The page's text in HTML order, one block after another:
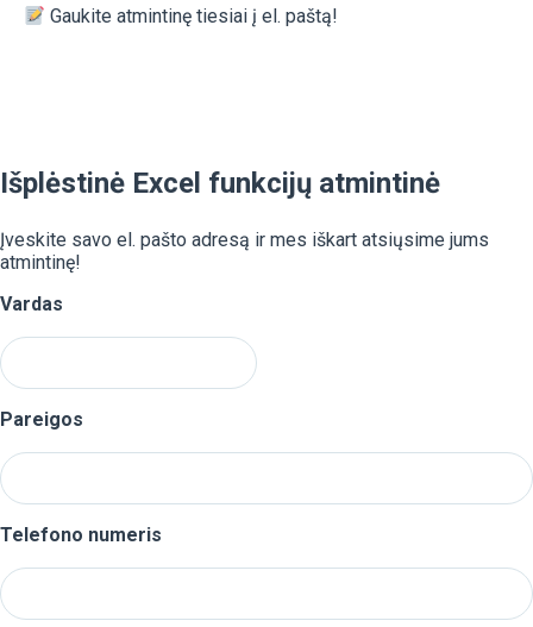
Gaukite atmintinę tiesiai į el. paštą!
Išplėstinė Excel funkcijų atmintinė
Įveskite savo el. pašto adresą ir mes iškart atsiųsime jums
atmintinę!
Vardas
Pareigos
Telefono numeris